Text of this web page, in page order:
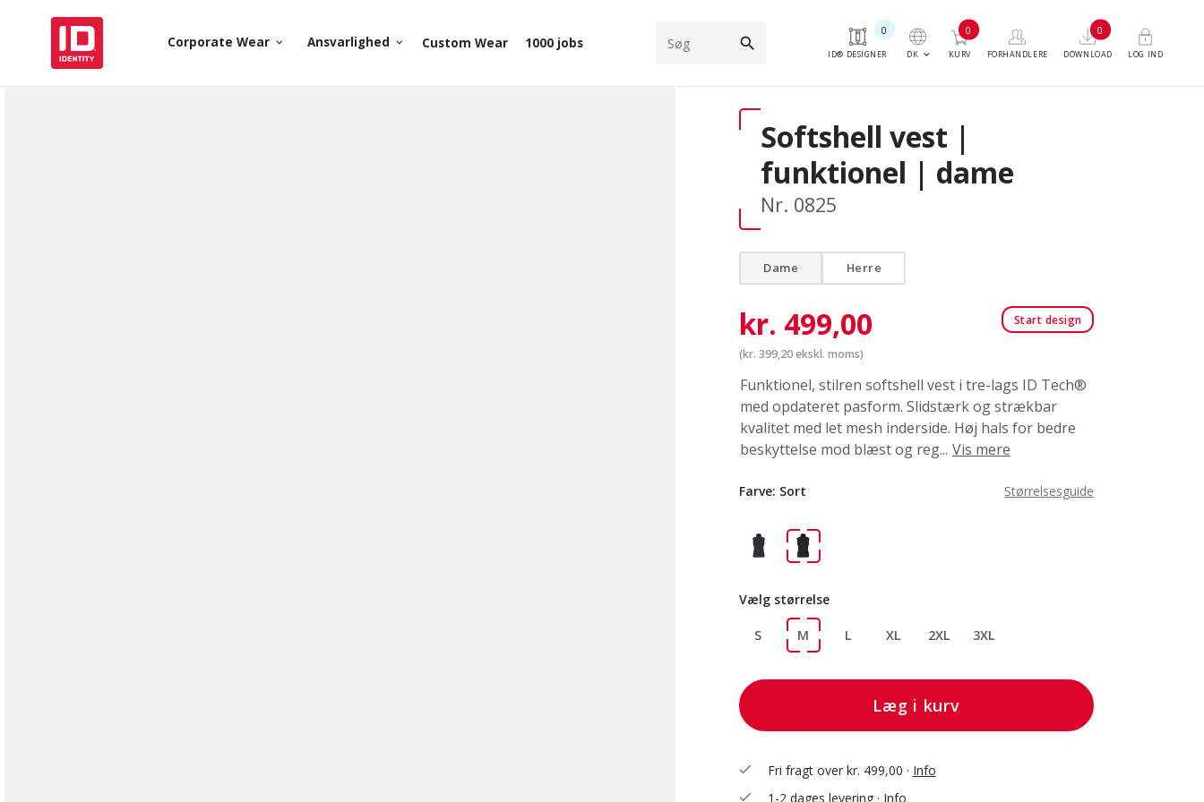
Corporate Wear keyboard_arrow_down Ansvarlighed keyboard_arrow_down Custom Wear 1000 jobs
ID® DESIGNER
0
DK keyboard_arrow_down KURV
0
FORHANDLERE DOWNLOAD
0
LOG IND
search
Softshell vest |
funktionel | dame
Nr. 0825
Dame Herre
kr. 499,00
(kr. 399,20ekskl. moms)
Start design
Funktionel, stilren softshell vest i tre-lags ID Tech®
med opdateret pasform. Slidstærk og strækbar
kvalitet med let mesh inderside. Høj hals for bedre
beskyttelse mod blæst og reg... Vis mere
Farve: Sort Størrelsesguide
Vælg størrelse
S M L XL 2XL 3XL
Læg i kurv
check Fri fragt over kr. 499,00 · Info
check 1-2 dages levering · Info